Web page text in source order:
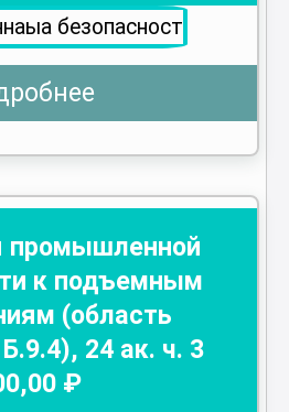
промышленной
к подъемным
(область
, 24 ак. ч. 3
,00 ₽